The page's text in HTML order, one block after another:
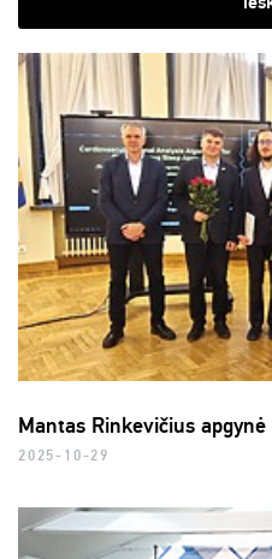
Mantas Rinkevičius
2025-10-29